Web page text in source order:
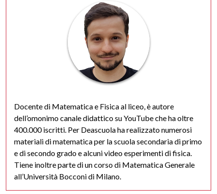
Docente di Matematica e Fisica al liceo, è autore
dell’omonimo canale didattico su YouTube che ha oltre
400.000 iscritti. Per Deascuola ha realizzato numerosi
materiali di matematica per la scuola secondaria di primo
e di secondo grado e alcuni video esperimenti di fisica.
Tiene inoltre parte di un corso di Matematica Generale
all’Università Bocconi di Milano.